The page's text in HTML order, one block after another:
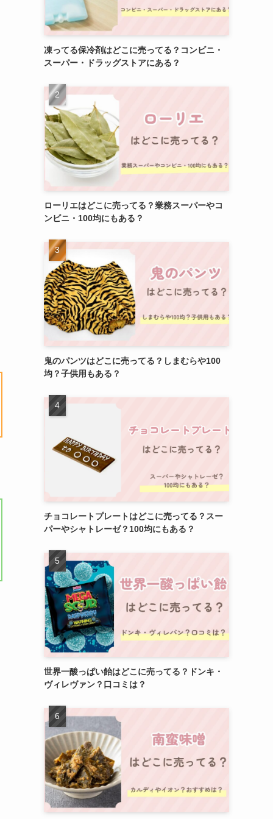
凍ってる保冷剤はどこに売ってる？コンビニ・
スーパー・ドラッグストアにある？
ローリエはどこに売ってる？業務スーパーやコ
ンビニ・100均にもある？
鬼のパンツはどこに売ってる？しまむらや100
均？子供用もある？
チョコレートプレートはどこに売ってる？スー
パーやシャトレーゼ？100均にもある？
世界一酸っぱい飴はどこに売ってる？ドンキ・
ヴィレヴァン？口コミは？